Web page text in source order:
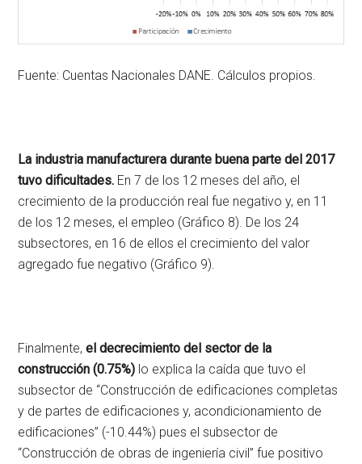
Fuente: Cuentas Nacionales DANE. Cálculos propios.
La industria manufacturera durante buena parte del 2017
tuvo dificultades. En 7 de los 12 meses del año, el
crecimiento de la producción real fue negativo y, en 11
de los 12 meses, el empleo (Gráfico 8). De los 24
subsectores, en 16 de ellos el crecimiento del valor
agregado fue negativo (Gráfico 9).
Finalmente,el decrecimiento del sector de la
construcción (0.75%) lo explica la caída que tuvo el
subsector de “Construcción de edificaciones completas
y de partes de edificaciones y, acondicionamiento de
edificaciones” (-10.44%) pues el subsector de
“Construcción de obras de ingeniería civil” fue positivo